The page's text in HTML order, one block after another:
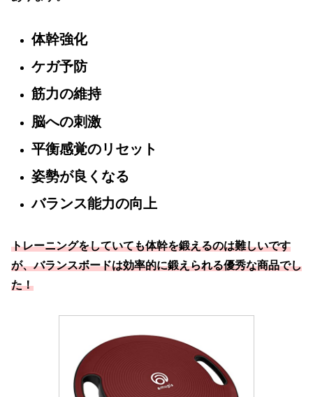
体幹強化
ケガ予防
筋力の維持
脳への刺激
平衡感覚のリセット
姿勢が良くなる
バランス能力の向上
トレーニングをしていても体幹を鍛えるのは難しいです
が、バランスボードは効率的に鍛えられる優秀な商品でし
た！